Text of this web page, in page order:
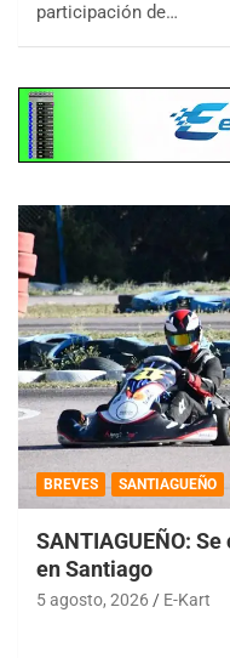
participación de…
BREVES SANTIAGUEÑO
SANTIAGUEÑO:
en Santiago
5 agosto, 2026 E-Kart